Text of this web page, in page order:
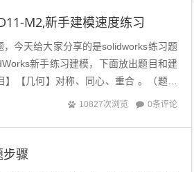
M2,新手建模速度练习
今天给大家分享的是solidworks练习题
新手练习建模，下面放出题目和建
【几何】对称、同心、重合 。（题图
10827次浏览 0条评论
骤